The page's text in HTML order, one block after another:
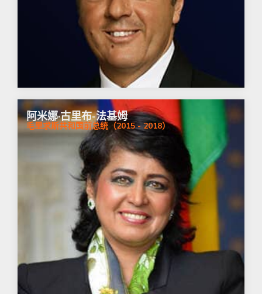
阿米娜·古里布-法基姆
毛里求斯共和国前总统（2015 - 2018）